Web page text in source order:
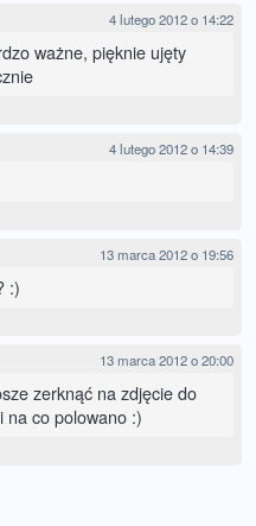
4 lutego 2012 o 14:22
ważne, pięknie ujęty
4 lutego 2012 o 14:39
13 marca 2012 o 19:56
:)
13 marca 2012 o 20:00
zerknąć na zdjęcie do
na co polowano :)